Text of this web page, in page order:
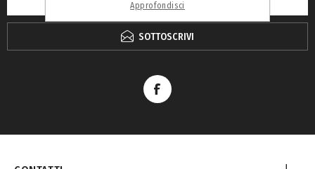
SOTTOSCRIVI
Approfondisci